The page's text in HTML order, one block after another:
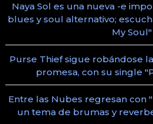
Naya Sol es una nueva -e
blues y soul alternativo;
My Soul"
Purse Thief sigue robándose
promesa, con su single
Entre las Nubes regresan con
un tema de brumas y